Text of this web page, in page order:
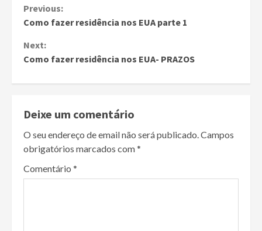
Continue
Previous:
Como fazer residência nos EUA parte 1
Next:
Como fazer residência nos EUA- PRAZOS
Deixe um comentário
O seu endereço de email não será publicado.Campos
obrigatórios marcados com*
Comentário *